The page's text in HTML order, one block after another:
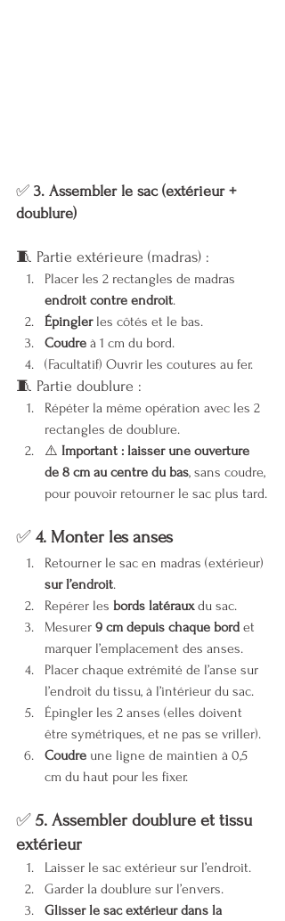
✅ 3. Assembler le sac (extérieur +
doublure)
🧵 Partie extérieure (madras) :
Placer les 2 rectangles de madras
endroit contre endroit.
Épingler les côtés et le bas.
Coudre à 1 cm du bord.
(Facultatif) Ouvrir les coutures au fer.
🧵 Partie doublure :
Répéter la même opération avec les 2
rectangles de doublure.
⚠️ Important : laisser une ouverture
de 8 cm au centre du bas, sans coudre,
pour pouvoir retourner le sac plus tard.
✅ 4. Monter les anses
Retourner le sac en madras (extérieur)
sur l’endroit.
Repérer les bords latéraux du sac.
Mesurer 9 cm depuis chaque bord et
marquer l’emplacement des anses.
Placer chaque extrémité de l’anse sur
l’endroit du tissu, à l’intérieur du sac.
Épingler les 2 anses (elles doivent
être symétriques, et ne pas se vriller).
Coudre une ligne de maintien à 0,5
cm du haut pour les fixer.
✅ 5. Assembler doublure et tissu
extérieur
Laisser le sac extérieur sur l’endroit.
Garder la doublure sur l’envers.
Glisser le sac extérieur dans la